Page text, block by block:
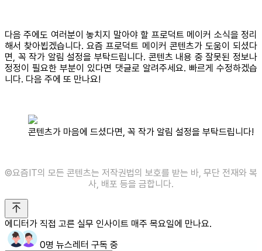
다음 주에도 여러분이 놓치지 말아야 할 프로덕트 메이커 소식을 정리
해서 찾아뵙겠습니다. 요즘 프로덕트 메이커 콘텐츠가 도움이 되셨다
면, 꼭 작가 알림 설정을 부탁드립니다. 콘텐츠 내용 중 잘못된 정보나
정정이 필요한 부분이 있다면 댓글로 알려주세요. 빠르게 수정하겠습
니다. 다음 주에 또 만나요!
콘텐츠가 마음에 드셨다면, 꼭 작가 알림 설정을 부탁드립니다!
©️요즘IT의 모든 콘텐츠는 저작권법의 보호를 받는 바, 무단 전재와 복
사, 배포 등을 금합니다.
에디터가 직접 고른 실무 인사이트 매주 목요일에 만나요.
0명 뉴스레터 구독 중